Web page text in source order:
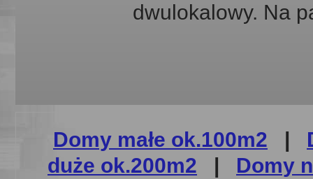
dwulokalowy. Na
Domy małe ok.100m2 |
duże ok.200m2
| Domy